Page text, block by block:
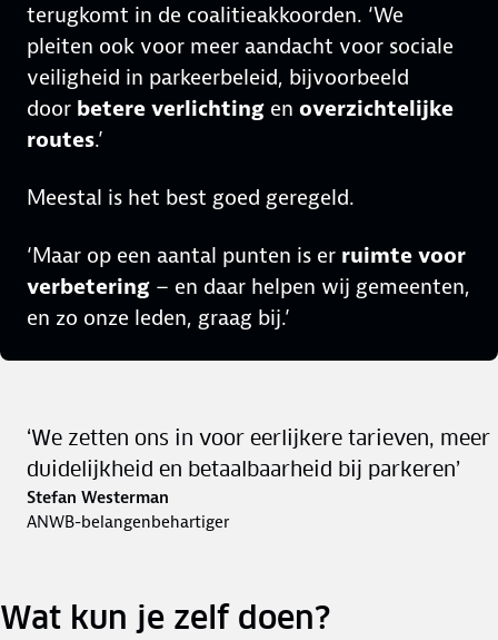
terugkomt in de coalitieakkoorden. ‘We
pleiten ook voor meer aandacht voor sociale
veiligheid in parkeerbeleid, bijvoorbeeld
door betere verlichting en overzichtelijke
routes.’
Meestal is het best goed geregeld.
‘Maar op een aantal punten is er ruimte voor
verbetering – en daar helpen wij gemeenten,
en zo onze leden, graag bij.’
‘We zetten ons in voor eerlijkere tarieven, meer
duidelijkheid en betaalbaarheid bij parkeren’
Stefan Westerman
ANWB-belangenbehartiger
Wat kun je zelf doen?